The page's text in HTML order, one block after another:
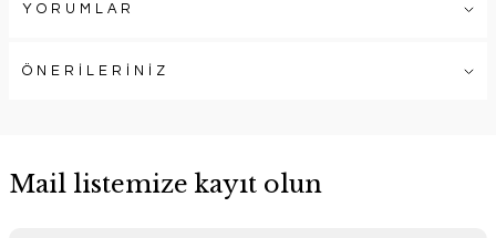
YORUMLAR
ÖNERİLERİNİZ
Mail listemize kayıt olun